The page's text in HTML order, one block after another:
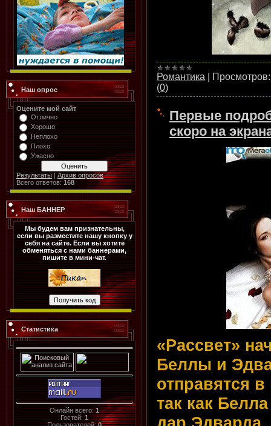
Наш опрос
Оцените мой сайт
Отлично
Хорошо
Неплохо
Плохо
Ужасно
Результаты | Архив опросов
Всего ответов: 168
Наш БАННЕР
Мы будем вам признательны,
если вы разместите нашу кнопку у
себя на сайте. Если вы хотите
обменяться с нами баннерами,
пишите в мини-чат.
Статистика
Онлайн всего:1
Гостей:1
Романтика
Просмотров:
(0)
Первые
скоро на
«Рассвет»
Беллы и
отправятся
так как